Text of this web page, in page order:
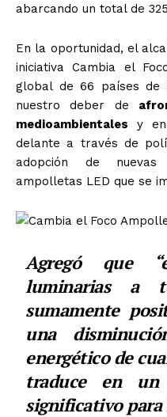
abarcando un total de
En la oportunidad, el
iniciativa Cambia el
global de 66 países de
nuestro deber de
medioambientales y
delante a través de
adopción de
ampolletas LED que se
Agregó que
luminarias a
sumamente
una
energético de
traduce en un
significativo para